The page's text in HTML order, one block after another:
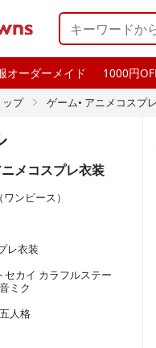
オーダーメイド 1000円
プ  ゲーム• アニメコスプ
メコスプレ衣装
ンピース）
レ衣装
セカイ カラフルステー
ミク
人格